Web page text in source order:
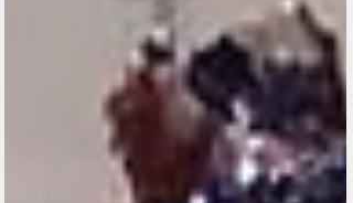
Posts